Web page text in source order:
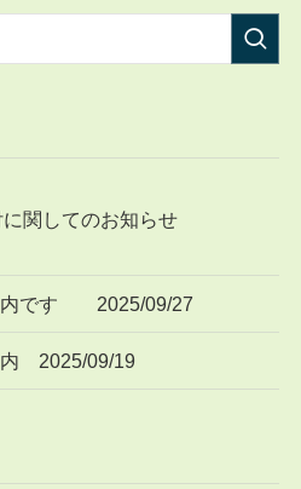
に関してのお知らせ
内です 2025/09/27
内 2025/09/19